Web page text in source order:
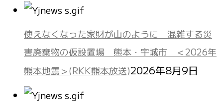
使えなくなった家財が山のように 混雑する災
害廃棄物の仮設置場 熊本・宇城市 ＜2026年
熊本地震＞(RKK熊本放送)2026年8月9日